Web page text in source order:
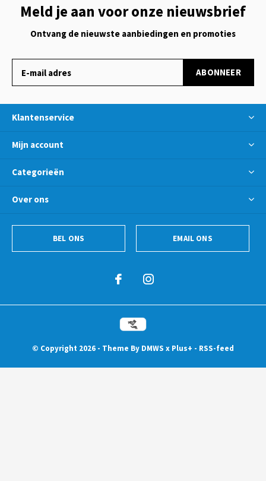
Meld je aan voor onze nieuwsbrief
Ontvang de nieuwste aanbiedingen en promoties
ABONNEER
Klantenservice
Mijn account
Categorieën
Over ons
BEL ONS EMAIL ONS
© Copyright 2026 - Theme By DMWS x Plus+ - RSS-feed